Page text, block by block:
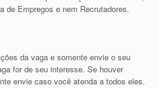
de Empregos e nem Recrutadores.
da vaga e somente envie o seu
for de seu interesse. Se houver
envie caso você atenda a todos eles.